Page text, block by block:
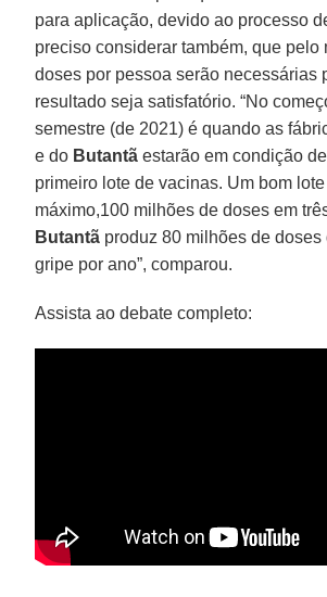
para aplicação, devido ao processo
preciso considerar também, que pelo
doses por pessoa serão necessárias
resultado seja satisfatório. “No
semestre (de 2021) é quando as
e do Butantã estarão em condição
primeiro lote de vacinas. Um bom
máximo,100 milhões de doses em
Butantã produz 80 milhões de doses
gripe por ano”, comparou.
Assista ao debate completo: